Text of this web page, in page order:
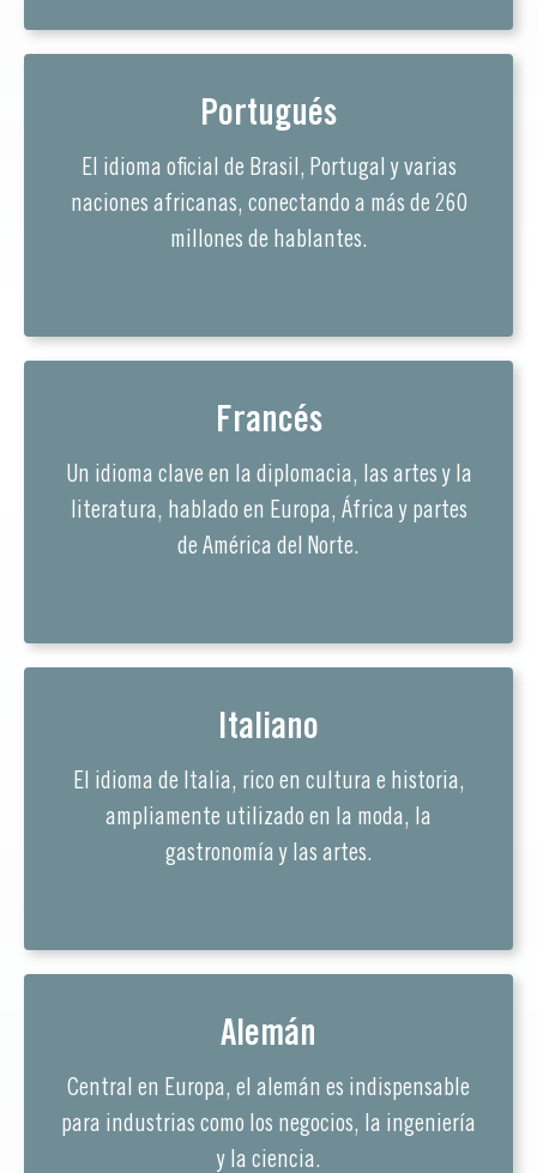
Portugués
El idioma oficial de Brasil, Portugal y varias
naciones africanas, conectando a más de 260
millones de hablantes.
Francés
Un idioma clave en la diplomacia, las artes y la
literatura, hablado en Europa, África y partes
de América del Norte.
Italiano
El idioma de Italia, rico en cultura e historia,
ampliamente utilizado en la moda, la
gastronomía y las artes.
Alemán
Central en Europa, el alemán es indispensable
para industrias como los negocios, la ingeniería
y la ciencia.